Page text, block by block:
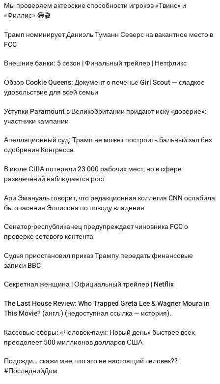
Мы проверяем актерские способности игроков «Твинс» и
«Филлис» 😂🎬
Трамп номинирует Даниэль Туманн Северс на вакантное место в
FCC
Внешние банки: 5 сезон | Финальный трейлер | Нетфликс
Обзор Cookie Queens: Документ о печенье Girl Scout — сладкое
удовольствие для всей семьи
Уступки Paramount в Великобритании придают иску «доверие»:
участники кампании
Апелляционный суд: Трамп не может построить бальный зал без
одобрения Конгресса
В июле США потеряли 23 000 рабочих мест, но в сфере
развлечений наблюдается рост
Ари Эмануэль говорит, что редакционная коллегия CNN ослабила
бы опасения Эллисона по поводу владения
Сенатор-республиканец предупреждает чиновника FCC о
проверке сетевого контента
Судья приостановил приказ Трампу передать финансовые
записи BBC
Секретная женщина | Официальный трейлер | Netflix
The Last House Review: Who Trapped Greta Lee & Wagner Moura in
This Movie? (англ.) (недоступная ссылка — история).
Кассовые сборы: «Человек-паук: Новый день» быстрее всех
преодолеет 500 миллионов долларов США
Подожди… скажи мне, что это не настоящий человек??
#ПоследнийДом